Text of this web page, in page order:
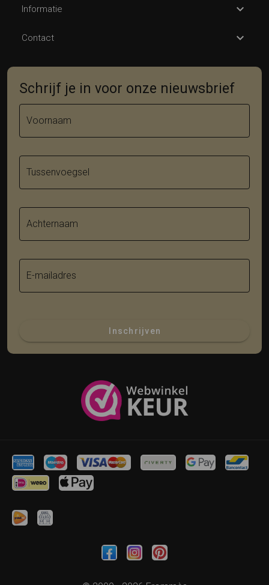
Informatie
Contact
Schrijf je in voor onze nieuwsbrief
Voornaam
Tussenvoegsel
Achternaam
E-mailadres
Inschrijven